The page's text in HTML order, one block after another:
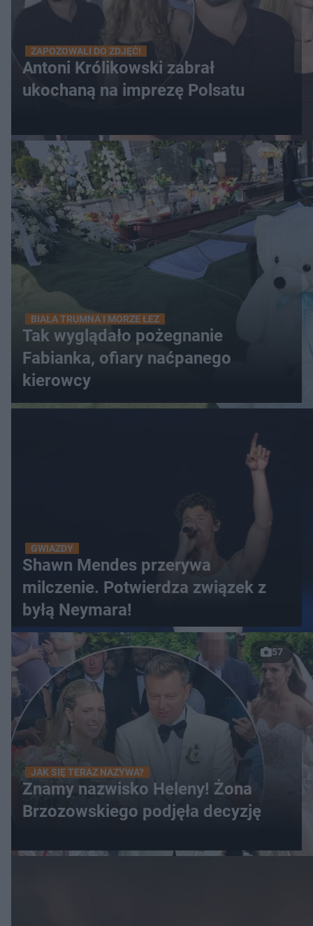
ZAPOZOWALI DO ZDJĘĆ!
Antoni Królikowski zabrał
ukochaną na imprezę Polsatu
BIAŁA TRUMNA I MORZE ŁEZ
Tak wyglądało pożegnanie
Fabianka, ofiary naćpanego
kierowcy
GWIAZDY
Shawn Mendes przerywa
milczenie. Potwierdza związek z
byłą Neymara!
57
JAK SIĘ TERAZ NAZYWA?
Znamy nazwisko Heleny! Żona
Brzozowskiego podjęła decyzję